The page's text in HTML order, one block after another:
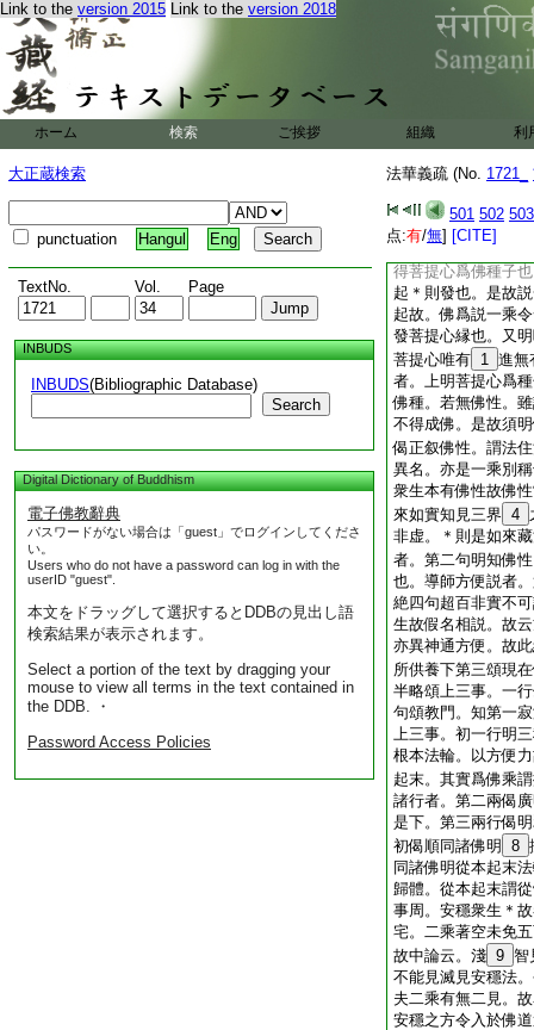
Link to the version 2015 Link to the version 2018
ホーム 検索 ご挨拶 組織 利
大正蔵検索
punctuation Hangul Eng
TextNo. Vol. Page
INBUDS
INBUDS(Bibliographic Database)
Search
Digital Dictionary of Buddhism
電子佛教辭典
パスワードがない場合は「guest」でログインしてくださ
い。
Users who do not have a password can log in with the
userID "guest".
本文をドラッグして選択するとDDBの見出し語
検索結果が表示されます。
Select a portion of the text by dragging your
mouse to view all terms in the text contained in
the DDB. ・
Password Access Policies
法華義疏 (No. 1721_
501 502 503
点:有/無] [CITE]
根本無所得善方乃
足尊者。或以戒定
或以福慧爲二足。
徳之二足也。外形
性也。而言常者。
常無故云常無性也
三。一以一乘教爲
故。＊則是破教也
嚴云下佛種子於衆
來藏佛性爲種子。
子。上明無性。今
得菩提心爲佛種子
起＊則發也。是故
起故。佛爲説一乘
發菩提心縁也。又
菩提心唯有 1 進無
者。上明菩提心爲
佛種。若無佛性。
不得成佛。是故須
偈正叙佛性。謂法
異名。亦是一乘別
衆生本有佛性故佛
來如實知見三界 4
非虚。＊則是如來
者。第二句明知佛
也。導師方便説者
絶四句超百非實不
生故假名相説。故
亦異神通方便。故
所供養下第三頌現
半略頌上三事。一
句頌教門。知第一
上三事。初一行明
根本法輪。以方便
起末。其實爲佛乘
諸行者。第二兩偈
是下。第三兩行偈
初偈順同諸佛明
8
同諸佛明從本起末
歸體。從本起末謂
事周。安穩衆生＊
宅。二乘著空未免
故中論云。淺 9 智
不能見滅見安穩法
夫二乘有無二見。
安穩之方令入於佛